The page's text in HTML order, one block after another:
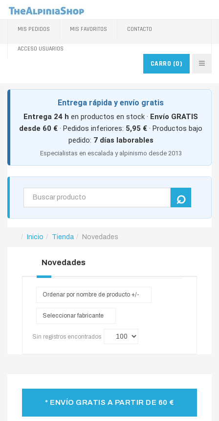
MIS PEDIDOS MIS FAVORITOS CONTACTO
ACCESO USUARIOS
CARRO (0)
Entrega rápida y envío gratis
Entrega 24 h en productos en stock · Envío GRATIS
desde 60 € · Pedidos inferiores: 5,95 € · Productos bajo
pedido: 7 días laborables
Especialistas en escalada y alpinismo desde 2013
Inicio Tienda Novedades
Novedades
Ordenar por nombre de producto +/-
Seleccionar fabricante
Sin registros encontrados
* ENVÍO GRATIS A PARTIR DE 60 €